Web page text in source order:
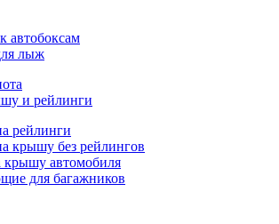
автобоксам
лыж
и рейлинги
рейлинги
крышу без рейлингов
крышу автомобиля
для багажников